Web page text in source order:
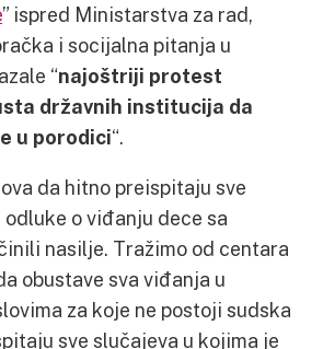
” ispred Ministarstva za rad,
i socijalna pitanja u
“najoštriji protest
državnih institucija da
u porodici“.
da hitno preispitaju sve
odluke o viđanju dece sa
nasilje. Tražimo od centara
obustave sva viđanja u
za koje ne postoji sudska
sve slučajeva u kojima je